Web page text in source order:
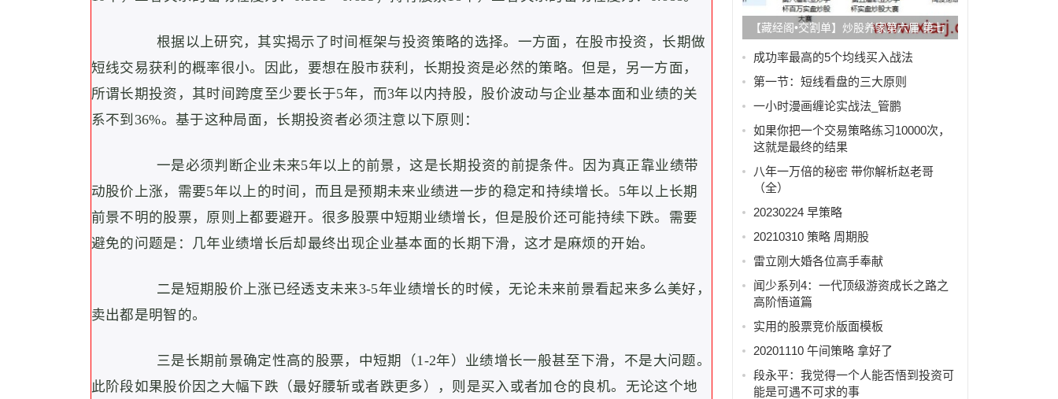
根据以上研究，其实揭示了时间框架与投资策略的选择。一方面，在股市投资，长期做
短线交易获利的概率很小。因此，要想在股市获利，长期投资是必然的策略。但是，另一方面，
所谓长期投资，其时间跨度至少要长于5年，而3年以内持股，股价波动与企业基本面和业绩的关
系不到36%。基于这种局面，长期投资者必须注意以下原则：
一是必须判断企业未来5年以上的前景，这是长期投资的前提条件。
因为真正靠业绩带
动股价上涨，需要5年以上的时间，而且是预期未来业绩进一步的稳定和持续增长。 5年以上长期
前景不明的股票，原则上都要避开。很多股票中短期业绩增长，但是股价还可能持续下跌。需要
避免的问题是：几年业绩增长后却最终出现企业基本面的长期下滑，这才是麻烦的开始。
二是短期股价上涨已经透支未来3-5年业绩增长的时候，无论未来前景看起来多么美好，
卖出都是明智的。
三是长期前景确定性高的股票，中短期（1-2年）业绩增长一般甚至下滑，不是大问题。
此阶段如果股价因之大幅下跌（最好腰斩或者跌更多），则是买入或者加仓的良机。无论这个地
【藏经阁•交割单】炒股养家第六届 第七
届职业炒手杯
成功率最高的5个均线买入战法
第一节：短线看盘的三大原则
一小时漫画缠论实战法_管鹏
如果你把一个交易策略练习10000次，
这就是最终的结果
八年一万倍的秘密 带你解析赵老哥
（全）
20230224 早策略
20210310 策略 周期股
雷立刚大婚各位高手奉献
闻少系列4：一代顶级游资成长之路之
高阶悟道篇
实用的股票竞价版面模板
20201110 午间策略 拿好了
段永平：我觉得一个人能否悟到投资可
能是可遇不可求的事